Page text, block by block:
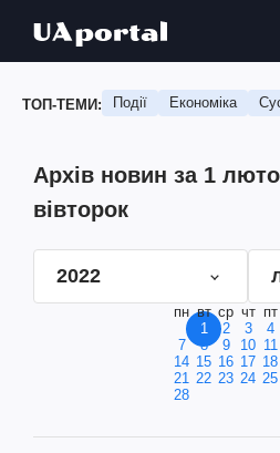
ТОП-ТЕМИ: Події Економіка
Архів новин за 1
вівторок
2022
пн вт ср чт пт
1
2 3 4
7
8 9 10 11
14 15 16 17 18
21 22 23 24 25
28